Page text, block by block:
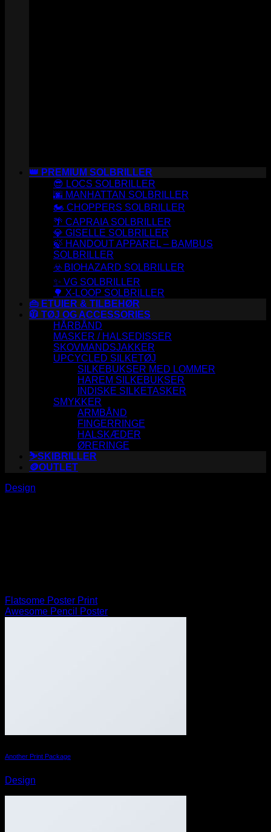
👑 PREMIUM SOLBRILLER
😎 LOCS SOLBRILLER
🌆 MANHATTAN SOLBRILLER
🏍️ CHOPPERS SOLBRILLER
🌴 CAPRAIA SOLBRILLER
💎 GISELLE SOLBRILLER
🍃 HANDOUT APPAREL – BAMBUS
SOLBRILLER
☣️ BIOHAZARD SOLBRILLER
✨ VG SOLBRILLER
🌳 X-LOOP SOLBRILLER
👜 ETUIER & TILBEHØR
🧥 TØJ OG ACCESSORIES
HÅRBÅND
MASKER / HALSEDISSER
SKOVMANDSJAKKER
UPCYCLED SILKETØJ
SILKEBUKSER MED LOMMER
HAREM SILKEBUKSER
INDISKE SILKETASKER
SMYKKER
ARMBÅND
FINGERRINGE
HALSKÆDER
ØRERINGE
⛷️SKIBRILLER
🪙OUTLET
Design
Flatsome Poster Print
Awesome Pencil Poster
Another Print Package
Design